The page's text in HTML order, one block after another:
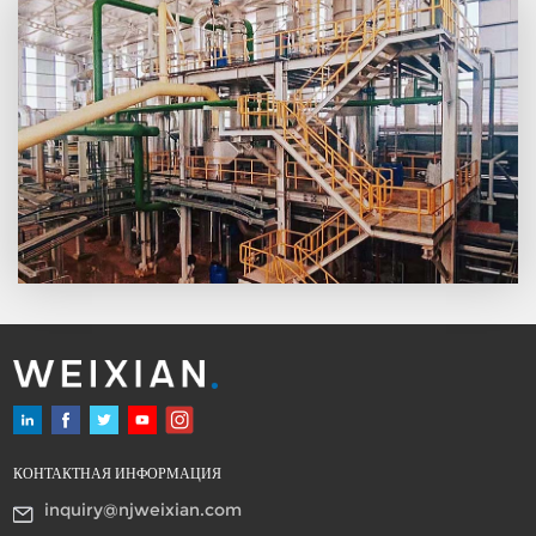
КОНТАКТНАЯ ИНФОРМАЦИЯ
inquiry@njweixian.com